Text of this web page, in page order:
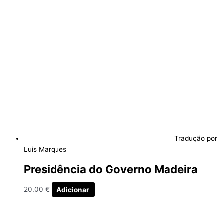
Tradução por
Luis Marques
Presidência do Governo Madeira
20.00 € Adicionar